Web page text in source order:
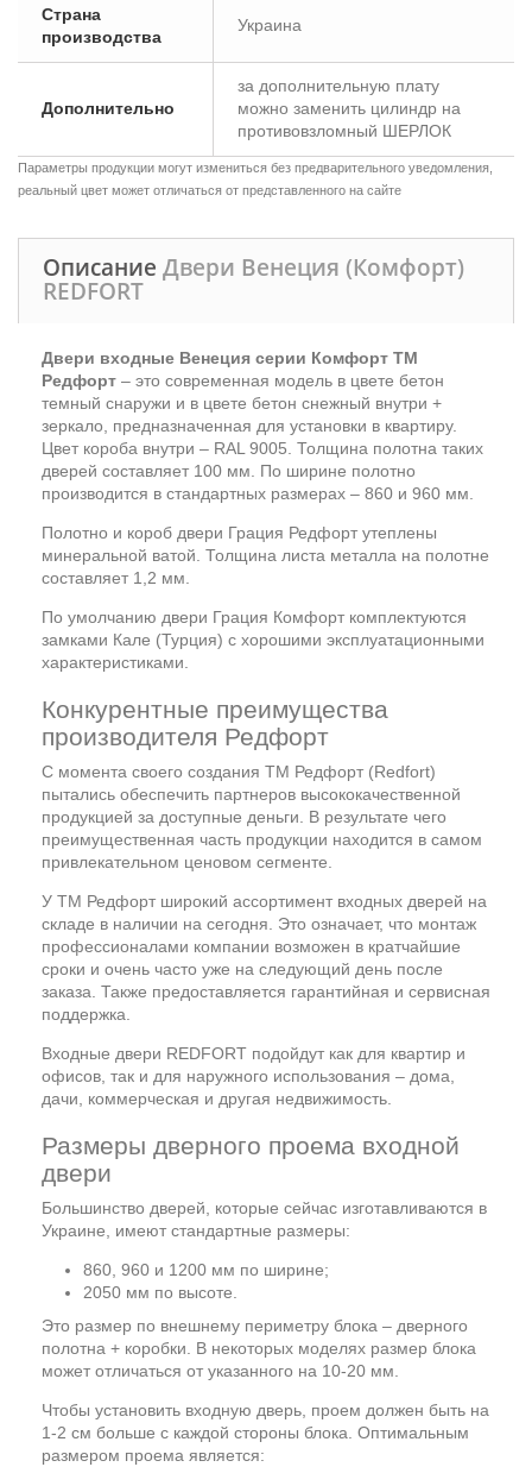
Страна
производства
Украина
Дополнительно
за дополнительную плату
можно заменить цилиндр на
противовзломный ШЕРЛОК
Параметры продукции могут измениться без предварительного уведомления,
реальный цвет может отличаться от представленного на сайте
Описание Двери Венеция (Комфорт)
REDFORT
Двери входные Венеция серии Комфорт ТМ
Редфорт – это современная модель в цвете бетон
темный снаружи и в цвете бетон снежный внутри +
зеркало, предназначенная для установки в квартиру.
Цвет короба внутри – RAL 9005. Толщина полотна таких
дверей составляет 100 мм. По ширине полотно
производится в стандартных размерах – 860 и 960 мм.
Полотно и короб двери Грация Редфорт утеплены
минеральной ватой. Толщина листа металла на полотне
составляет 1,2 мм.
По умолчанию двери Грация Комфорт комплектуются
замками Кале (Турция) с хорошими эксплуатационными
характеристиками.
Конкурентные преимущества
производителя Редфорт
С момента своего создания ТМ Редфорт (Redfort)
пытались обеспечить партнеров высококачественной
продукцией за доступные деньги. В результате чего
преимущественная часть продукции находится в самом
привлекательном ценовом сегменте.
У ТМ Редфорт широкий ассортимент входных дверей на
складе в наличии на сегодня. Это означает, что монтаж
профессионалами компании возможен в кратчайшие
сроки и очень часто уже на следующий день после
заказа. Также предоставляется гарантийная и сервисная
поддержка.
Входные двери REDFORT подойдут как для квартир и
офисов, так и для наружного использования – дома,
дачи, коммерческая и другая недвижимость.
Размеры дверного проема входной
двери
Большинство дверей, которые сейчас изготавливаются в
Украине, имеют стандартные размеры:
860, 960 и 1200 мм по ширине;
2050 мм по высоте.
Это размер по внешнему периметру блока – дверного
полотна + коробки. В некоторых моделях размер блока
может отличаться от указанного на 10-20 мм.
Чтобы установить входную дверь, проем должен быть на
1-2 см больше с каждой стороны блока. Оптимальным
размером проема является: